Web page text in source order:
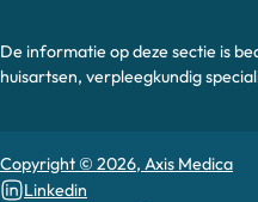
De informatie op deze sectie is
huisartsen, verpleegkundig
Copyright © 2026, Axis Medica
Linkedin